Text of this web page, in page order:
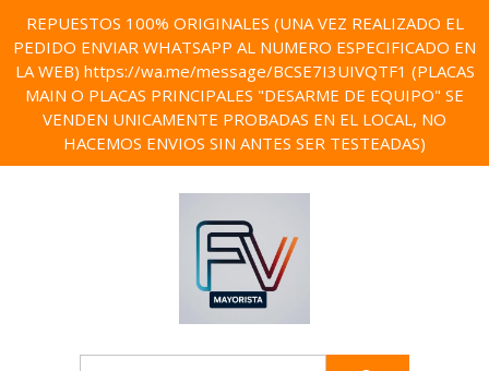
REPUESTOS 100% ORIGINALES (UNA VEZ REALIZADO EL
PEDIDO ENVIAR WHATSAPP AL NUMERO ESPECIFICADO EN
LA WEB) https://wa.me/message/BCSE7I3UIVQTF1 (PLACAS
MAIN O PLACAS PRINCIPALES "DESARME DE EQUIPO" SE
VENDEN UNICAMENTE PROBADAS EN EL LOCAL, NO
HACEMOS ENVIOS SIN ANTES SER TESTEADAS)